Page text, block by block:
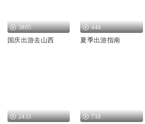
5805
国庆出游去山西
444
夏季出游指南
2433 718